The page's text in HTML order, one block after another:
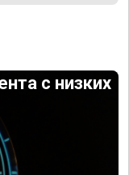
с низких